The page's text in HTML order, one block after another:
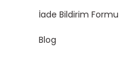
İade Bildirim Formu
Blog